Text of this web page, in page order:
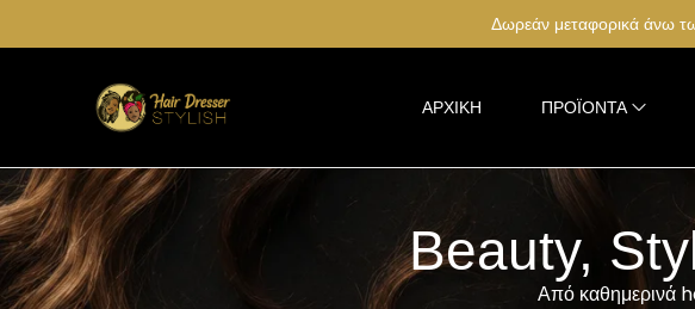
Δωρεάν μεταφορικά άνω
ΑΡΧΙΚΉ ΠΡΟΪΌΝΤΑ
Beauty,
Από καθημερινά